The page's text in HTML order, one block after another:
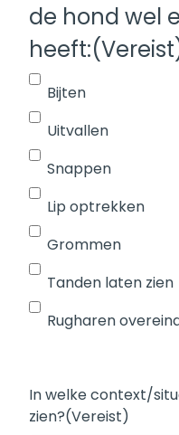
de hond wel
heeft:
Bijten
Uitvallen
Snappen
Lip optrekken
Grommen
Tanden laten zien
Rugharen
In welke context/
zien?(Vereist)